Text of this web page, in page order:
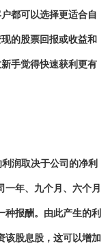
都可以选择更适合自
的股票回报或收益和
手觉得快速获利更有
润取决于公司的净利
一年、九个月、六个月
种报酬。由此产生的利
该股息股，这可以增加